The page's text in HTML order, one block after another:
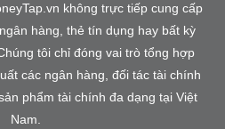
không trực tiếp cung cấp
hàng, thẻ tín dụng hay bất kỳ
tôi chỉ đóng vai trò tổng hợp
các ngân hàng, đối tác tài chính
phẩm tài chính đa dạng tại Việt
Nam.